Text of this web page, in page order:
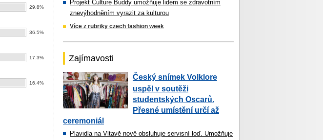
29.8%
36.5%
17.3%
16.4%
Projekt Culture Buddy umožňuje lidem se zdravotním
znevýhodněním vyrazit za kulturou
Více z rubriky czech fashion week
Zajímavosti
Český snímek Volklore
uspěl v soutěži
studentských Oscarů.
Přesné umístění určí až
ceremoniál
Plavidla na Vltavě nově obsluhuje servisní loď. Umožňuje